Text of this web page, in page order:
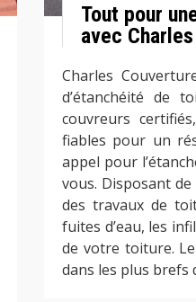
Tout pour
avec
Charles
d’étanchéité de
couvreurs
fiables pour un
appel pour
vous. Disposant de
des travaux de
fuites d’eau, les
de votre toiture.
dans les plus brefs